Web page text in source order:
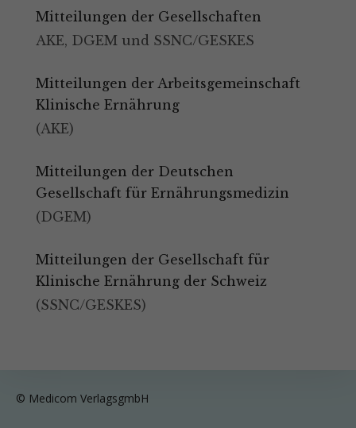
Mitteilungen der Gesellschaften
AKE, DGEM und SSNC/GESKES
Mitteilungen der Arbeitsgemeinschaft
Klinische Ernährung
(AKE)
Mitteilungen der Deutschen
Gesellschaft für Ernährungsmedizin
(DGEM)
Mitteilungen der Gesellschaft für
Klinische Ernährung der Schweiz
(SSNC/GESKES)
© Medicom VerlagsgmbH